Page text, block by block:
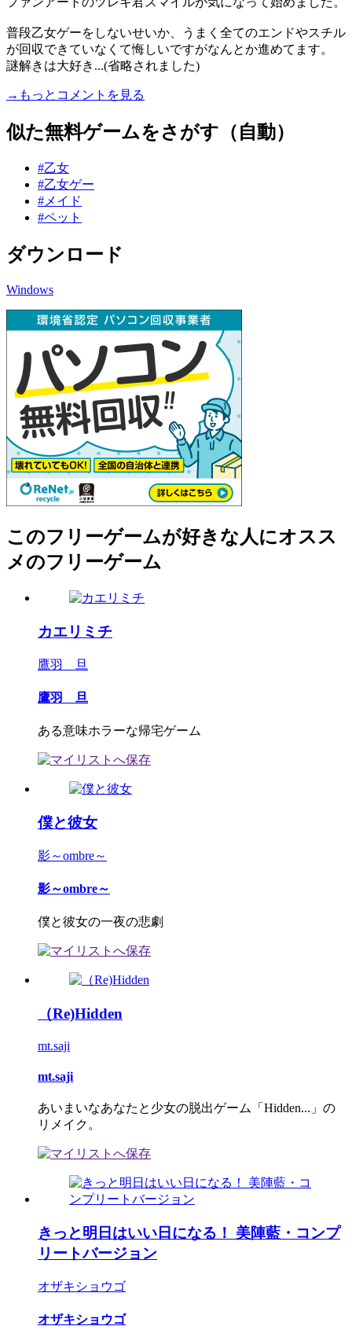
普段乙女ゲーをしないせいか、うまく全てのエンドやスチル
が回収できていなくて悔しいですがなんとか進めてます。
謎解きは大好き...(省略されました)
→もっとコメントを見る
似た無料ゲームをさがす（自動）
#乙女
#乙女ゲー
#メイド
#ペット
ダウンロード
Windows
このフリーゲームが好きな人にオスス
メのフリーゲーム
カエリミチ
鷹羽 旦
鷹羽 旦
ある意味ホラーな帰宅ゲーム
僕と彼女
影～ombre～
影～ombre～
僕と彼女の一夜の悲劇
（Re)Hidden
mt.saji
mt.saji
あいまいなあなたと少女の脱出ゲーム「Hidden...」の
リメイク。
きっと明日はいい日になる！ 美陣藍・コンプ
リートバージョン
オザキショウゴ
オザキショウゴ